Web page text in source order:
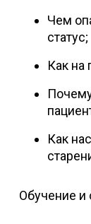
Чем
статус;
Как на
Как
Обучение и